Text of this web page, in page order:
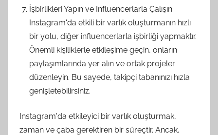
İşbirlikleri Yapın ve Influencerlarla Çalışın:
Instagram'da etkili bir varlık oluşturmanın hızlı
bir yolu, diğer influencerlarla işbirliği yapmaktır.
Önemli kişiliklerle etkileşime geçin, onların
paylaşımlarında yer alın ve ortak projeler
düzenleyin. Bu sayede, takipçi tabanınızı hızla
genişletebilirsiniz.
Instagram'da etkileyici bir varlık oluşturmak,
zaman ve çaba gerektiren bir süreçtir. Ancak,